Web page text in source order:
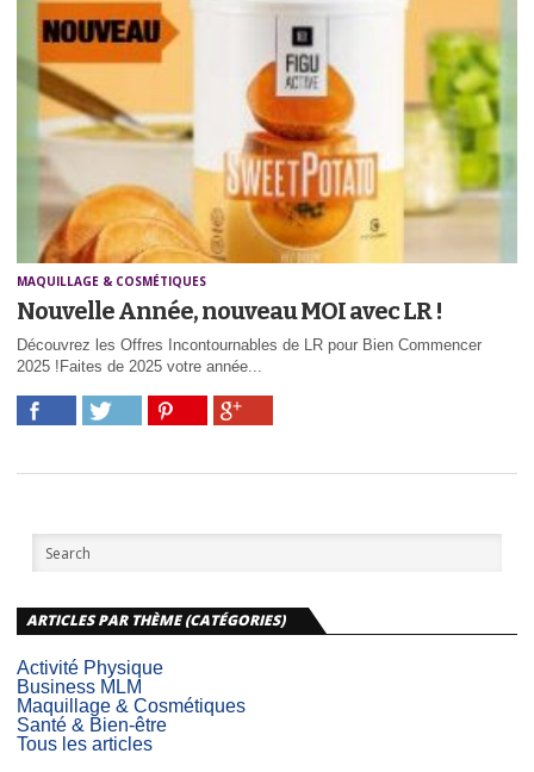
MAQUILLAGE & COSMÉTIQUES
Nouvelle Année, nouveau MOI avec LR !
Découvrez les Offres Incontournables de LR pour Bien Commencer
2025 !Faites de 2025 votre année...
ARTICLES PAR THÈME (CATÉGORIES)
Activité Physique
Business MLM
Maquillage & Cosmétiques
Santé & Bien-être
Tous les articles